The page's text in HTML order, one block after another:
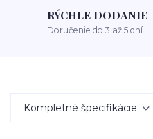
RÝCHLE DODANIE
Doručenie do 3 až 5 dní
Kompletné špecifikácie